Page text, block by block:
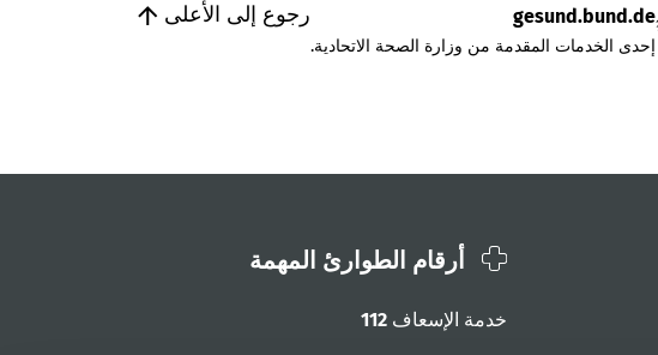
رجوع إلى الأعلى gesund.bund.de
إحدى الخدمات المقدمة من وزارة الصحة الاتحادية.
أرقام الطوارئ المهمة
خدمة الإسعاف 112